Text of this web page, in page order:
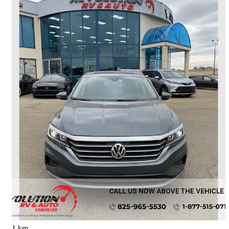
2022 Volkswagen Passat
2.0T Limited Edition FWD63 000 km
19 999 $ Affaire équitable
351 $/mois env.
Edmonton, AB